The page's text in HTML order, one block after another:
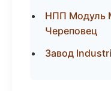
НПП Модуль
Череповец
Завод